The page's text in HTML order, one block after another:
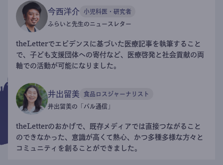
今西洋介 小児科医・研究者
ふらいと先生のニュースレター
theLetterでエビデンスに基づいた医療記事を執筆すること
で、子ども支援団体への寄付など、医療啓発と社会貢献の両
軸での活動が可能になりました。
井出留美 食品ロスジャーナリスト
井出留美の「パル通信」
theLetterのおかげで、既存メディアでは直接つながること
のできなかった、意識が高くて熱心、かつ多種多様な方々と
コミュニティを創ることができました。